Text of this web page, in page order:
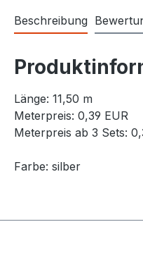
Beschreibung
Länge: 11,50 m
Meterpreis: 0,39 EUR
Meterpreis ab 3 Sets:
Farbe: silber